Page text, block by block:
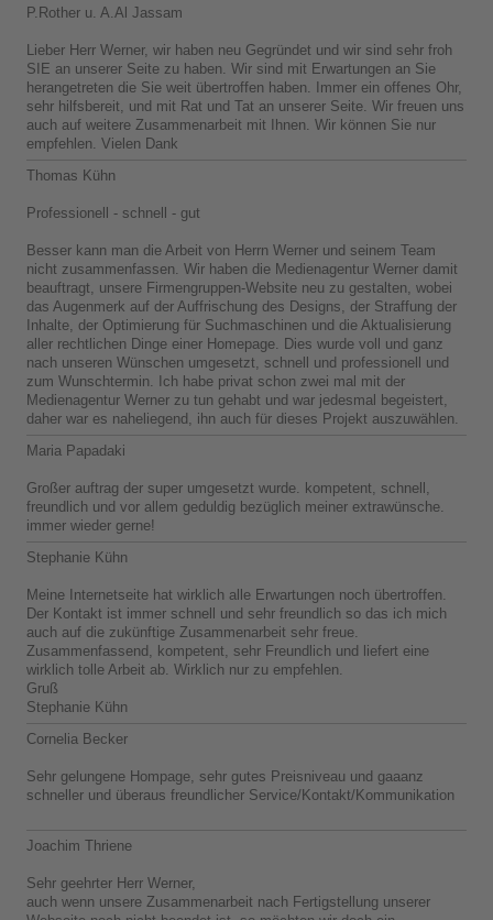
P.Rother u. A.Al Jassam
Lieber Herr Werner, wir haben neu Gegründet und wir sind sehr froh
SIE an unserer Seite zu haben. Wir sind mit Erwartungen an Sie
herangetreten die Sie weit übertroffen haben. Immer ein offenes Ohr,
sehr hilfsbereit, und mit Rat und Tat an unserer Seite. Wir freuen uns
auch auf weitere Zusammenarbeit mit Ihnen. Wir können Sie nur
empfehlen. Vielen Dank
Thomas Kühn
Professionell - schnell - gut
Besser kann man die Arbeit von Herrn Werner und seinem Team
nicht zusammenfassen. Wir haben die Medienagentur Werner damit
beauftragt, unsere Firmengruppen-Website neu zu gestalten, wobei
das Augenmerk auf der Auffrischung des Designs, der Straffung der
Inhalte, der Optimierung für Suchmaschinen und die Aktualisierung
aller rechtlichen Dinge einer Homepage. Dies wurde voll und ganz
nach unseren Wünschen umgesetzt, schnell und professionell und
zum Wunschtermin. Ich habe privat schon zwei mal mit der
Medienagentur Werner zu tun gehabt und war jedesmal begeistert,
daher war es naheliegend, ihn auch für dieses Projekt auszuwählen.
Maria Papadaki
Großer auftrag der super umgesetzt wurde. kompetent, schnell,
freundlich und vor allem geduldig bezüglich meiner extrawünsche.
immer wieder gerne!
Stephanie Kühn
Meine Internetseite hat wirklich alle Erwartungen noch übertroffen.
Der Kontakt ist immer schnell und sehr freundlich so das ich mich
auch auf die zukünftige Zusammenarbeit sehr freue.
Zusammenfassend, kompetent, sehr Freundlich und liefert eine
wirklich tolle Arbeit ab. Wirklich nur zu empfehlen.
Gruß
Stephanie Kühn
Cornelia Becker
Sehr gelungene Hompage, sehr gutes Preisniveau und gaaanz
schneller und überaus freundlicher Service/Kontakt/Kommunikation
Joachim Thriene
Sehr geehrter Herr Werner,
auch wenn unsere Zusammenarbeit nach Fertigstellung unserer